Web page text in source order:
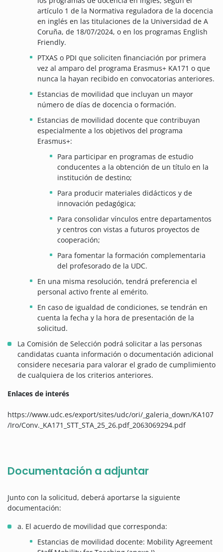
artículo 1 de la Normativa reguladora de la docencia
en inglés en las titulaciones de la Universidad de A
Coruña, de 18/07/2024, o en los programas English
Friendly.
PTXAS o PDI que soliciten financiación por primera
vez al amparo del programa Erasmus+ KA171 o que
nunca la hayan recibido en convocatorias anteriores.
Estancias de movilidad que incluyan un mayor
número de días de docencia o formación.
Estancias de movilidad docente que contribuyan
especialmente a los objetivos del programa
Erasmus+:
Para participar en programas de estudio
conducentes a la obtención de un título en la
institución de destino;
Para producir materiales didácticos y de
innovación pedagógica;
Para consolidar vínculos entre departamentos
y centros con vistas a futuros proyectos de
cooperación;
Para fomentar la formación complementaria
del profesorado de la UDC.
En una misma resolución, tendrá preferencia el
personal activo frente al emérito.
En caso de igualdad de condiciones, se tendrán en
cuenta la fecha y la hora de presentación de la
solicitud.
La Comisión de Selección podrá solicitar a las personas
candidatas cuanta información o documentación adicional
considere necesaria para valorar el grado de cumplimiento
de cualquiera de los criterios anteriores.
Enlaces de interés
https://www.udc.es/export/sites/udc/ori/_galeria_down/KA107
/Iro/Conv._KA171_STT_STA_25_26.pdf_2063069294.pdf
Documentación a adjuntar
Junto con la solicitud, deberá aportarse la siguiente
documentación:
a. El acuerdo de movilidad que corresponda:
Estancias de movilidad docente: Mobility Agreement